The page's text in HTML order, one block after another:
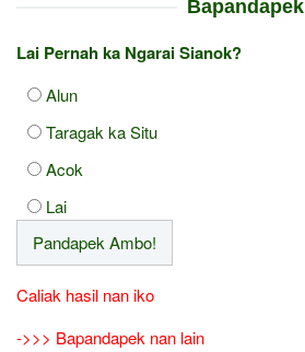
Bapandapek
Lai Pernah ka Ngarai Sianok?
Alun
Taragak ka Situ
Acok
Lai
Caliak hasil nan iko
->>> Bapandapek nan lain